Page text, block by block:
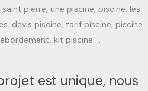
pierre, une piscine, piscine, les
devis piscine, tarif piscine, piscine
kit piscine …
est unique, nous